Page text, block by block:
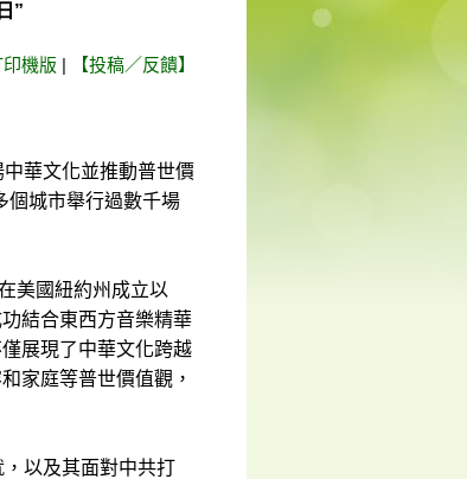
”
機版 | 【投稿／反饋】
華文化並推動普世價
個城市舉行過數千場
美國紐約州成立以
結合東西方音樂精華
展現了中華文化跨越
家庭等普世價值觀，
以及其面對中共打